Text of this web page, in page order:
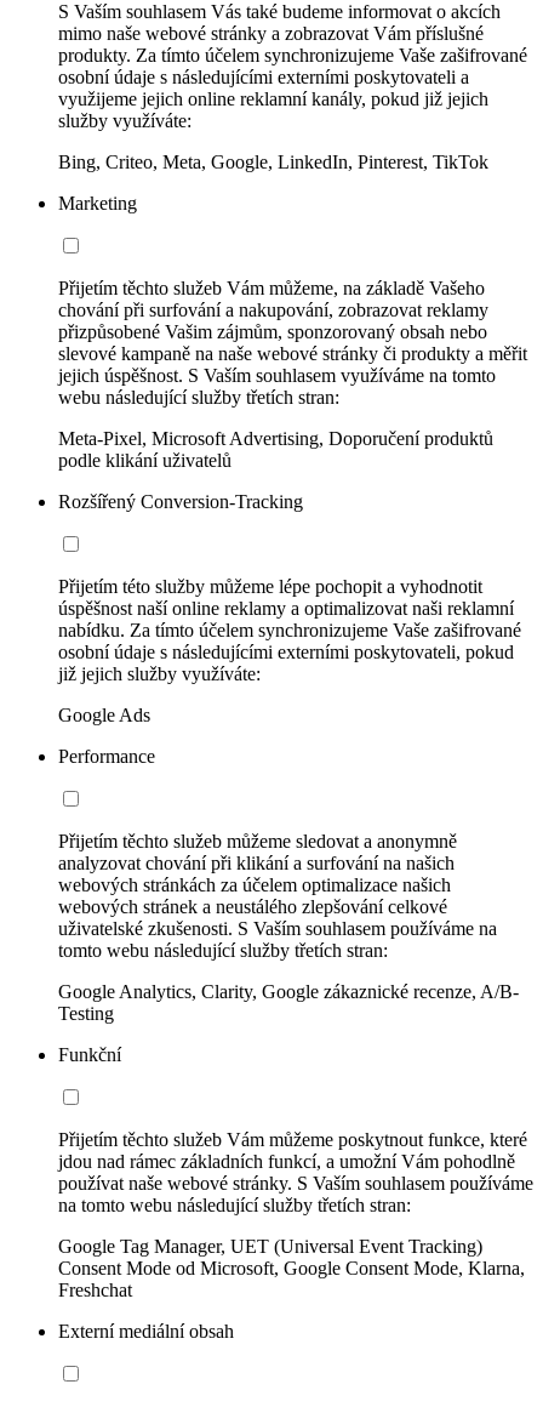
S Vaším souhlasem Vás také budeme informovat o akcích
mimo naše webové stránky a zobrazovat Vám příslušné
produkty. Za tímto účelem synchronizujeme Vaše zašifrované
osobní údaje s následujícími externími poskytovateli a
využijeme jejich online reklamní kanály, pokud již jejich
služby využíváte:
Bing, Criteo, Meta, Google, LinkedIn, Pinterest, TikTok
Marketing
Přijetím těchto služeb Vám můžeme, na základě Vašeho
chování při surfování a nakupování, zobrazovat reklamy
přizpůsobené Vašim zájmům, sponzorovaný obsah nebo
slevové kampaně na naše webové stránky či produkty a měřit
jejich úspěšnost. S Vaším souhlasem využíváme na tomto
webu následující služby třetích stran:
Meta-Pixel, Microsoft Advertising, Doporučení produktů
podle klikání uživatelů
Rozšířený Conversion-Tracking
Přijetím této služby můžeme lépe pochopit a vyhodnotit
úspěšnost naší online reklamy a optimalizovat naši reklamní
nabídku. Za tímto účelem synchronizujeme Vaše zašifrované
osobní údaje s následujícími externími poskytovateli, pokud
již jejich služby využíváte:
Google Ads
Performance
Přijetím těchto služeb můžeme sledovat a anonymně
analyzovat chování při klikání a surfování na našich
webových stránkách za účelem optimalizace našich
webových stránek a neustálého zlepšování celkové
uživatelské zkušenosti. S Vaším souhlasem používáme na
tomto webu následující služby třetích stran:
Google Analytics, Clarity, Google zákaznické recenze, A/B-
Testing
Funkční
Přijetím těchto služeb Vám můžeme poskytnout funkce, které
jdou nad rámec základních funkcí, a umožní Vám pohodlně
používat naše webové stránky. S Vaším souhlasem používáme
na tomto webu následující služby třetích stran:
Google Tag Manager, UET (Universal Event Tracking)
Consent Mode od Microsoft, Google Consent Mode, Klarna,
Freshchat
Externí mediální obsah